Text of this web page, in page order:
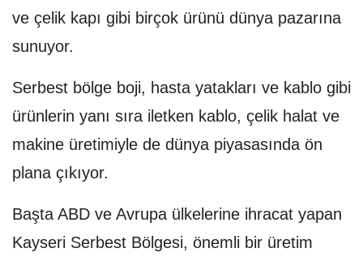
ve çelik kapı gibi birçok ürünü dünya pazarına
sunuyor.
Serbest bölge boji, hasta yatakları ve kablo gibi
ürünlerin yanı sıra iletken kablo, çelik halat ve
makine üretimiyle de dünya piyasasında ön
plana çıkıyor.
Başta ABD ve Avrupa ülkelerine ihracat yapan
Kayseri Serbest Bölgesi, önemli bir üretim